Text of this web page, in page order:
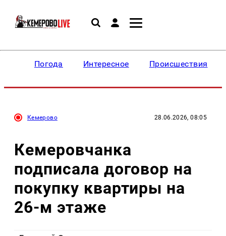
Погода Интересное Происшествия
Кемерово 28.06.2026, 08:05
Кемеровчанка
подписала договор на
покупку квартиры на
26-м этаже